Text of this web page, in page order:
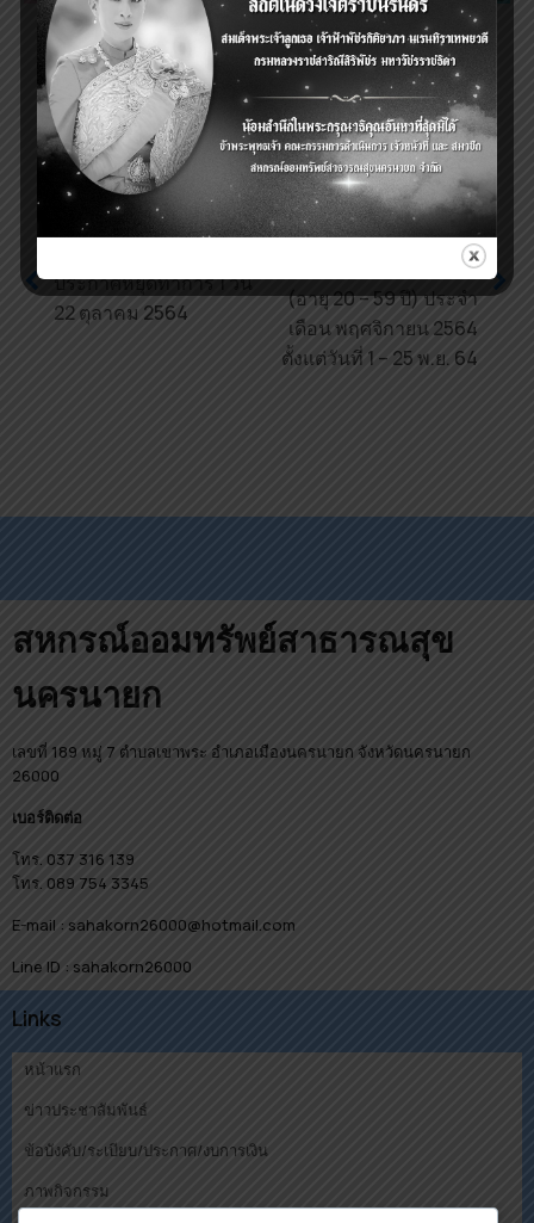
ประกาศหยุดทำการ 1 วัน
22 ตุลาคม 2564
Next
ประกาศรับสมัครกองล้าน
ที่ 2 (กสธท.) วาระปกติ
(อายุ 20 – 59 ปี) ประจำ
เดือน พฤศจิกายน 2564
ตั้งแต่วันที่ 1 – 25 พ.ย. 64
สหกรณ์ออมทรัพย์สาธารณสุข
นครนายก
เลขที่ 189 หมู่ 7 ตำบลเขาพระ อำเภอเมืองนครนายก จังหวัดนครนายก
26000
เบอร์ติดต่อ
โทร. 037 316 139
โทร. 089 754 3345
E-mail : sahakorn26000@hotmail.com
Line ID : sahakorn26000
Links
หน้าแรก
ข่าวประชาสัมพันธ์
ข้อบังคับ/ระเบียบ/ประกาศ/งบการเงิน
ภาพกิจกรรม